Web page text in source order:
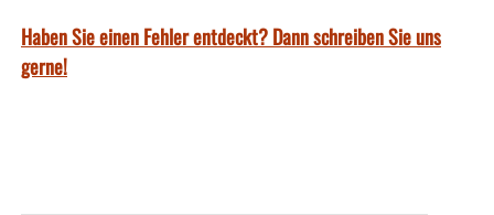
Haben Sie einen Fehler entdeckt? Dann schreiben Sie uns
gerne!